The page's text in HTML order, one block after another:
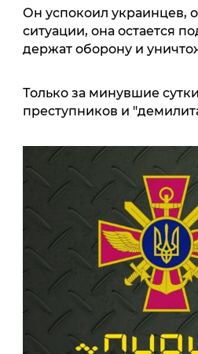
Он успокоил украинцев,
ситуации, она остается
держат оборону и
Только за минувшие
преступников и